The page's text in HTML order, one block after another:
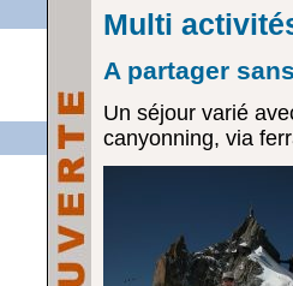
Multi
A partager
Un séjour varié
canyonning, via